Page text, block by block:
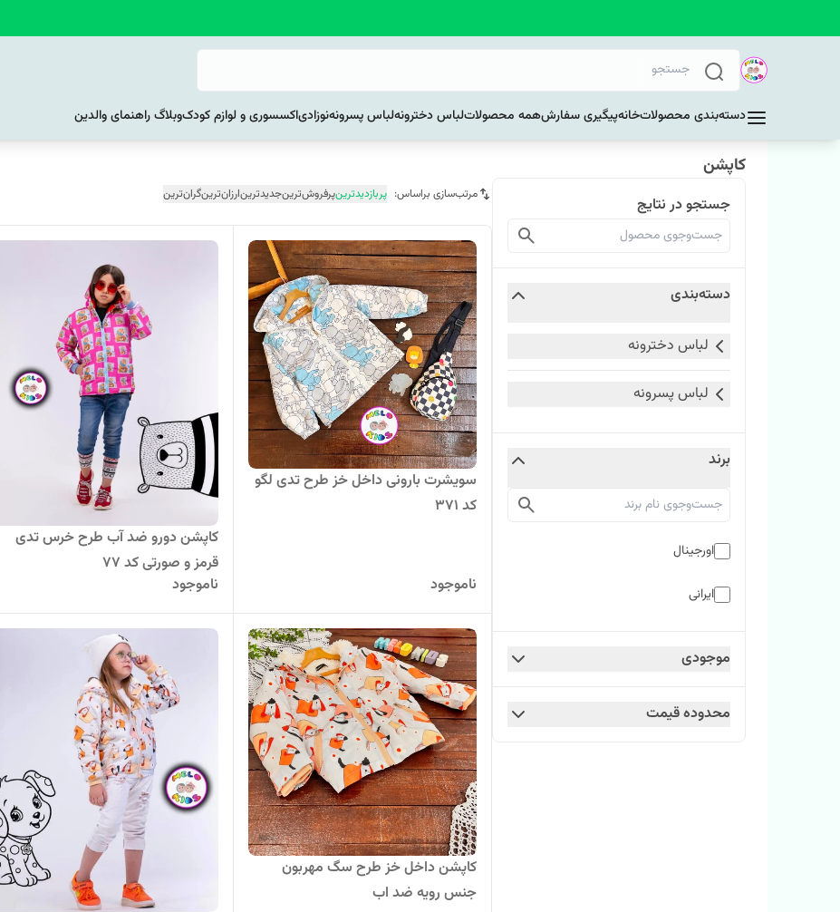
دسته‌بندی محصولاتخانهپیگیری سفارشهمه محصولاتلباس دخترونهلباس پسرونهنوزادیاکسسوری و لوازم کودکوبلاگ راهنمای والدین
کاپشن
جستجو در نتایج
دسته‌بندی
لباس دخترونه
لباس پسرونه
برند
اورجینال
ایرانی
موجودی
محدوده قیمت
مرتب‌سازی براساس: پربازدیدترینپرفروش‌ترینجدیدترینارزان‌ترینگران‌ترین
سویشرت بارونی داخل خز طرح تدی لگو
کد 371
ناموجود
کاپشن دورو ضد آب طرح خرس تدی
قرمز و صورتی کد 77
ناموجود
کاپشن داخل خز طرح سگ مهربون
جنس رویه ضد اب